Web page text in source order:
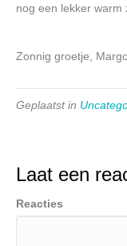
nog een lekker warm
Zonnig groetje, Margo
Geplaatst in
Laat een
Reacties